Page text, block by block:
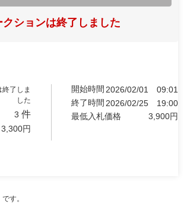
クションは終了しました
了しま
した
3 件
3,300円
開始時間 2026/02/01
09:01
終了時間 2026/02/25
19:00
最低入札価格
3,900円
す。